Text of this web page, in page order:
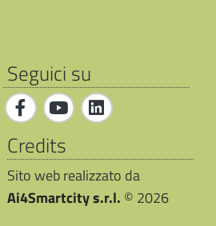
Seguici su
Credits
Sito web realizzato da
Ai4Smartcity s.r.l. © 2026